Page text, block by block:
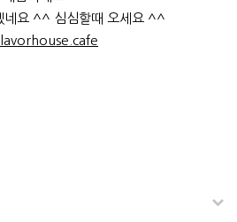
네요 ^^ 심심할때 오세요 ^^